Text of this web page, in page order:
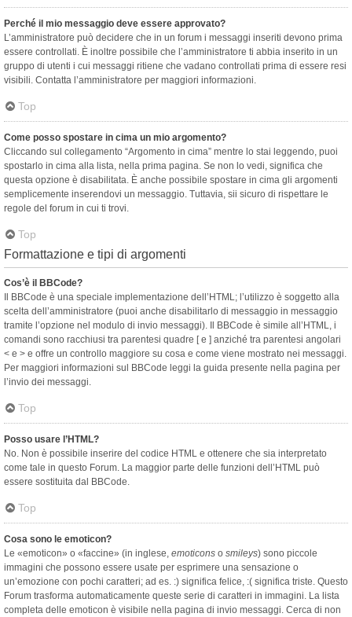
Perché il mio messaggio deve essere approvato?
L’amministratore può decidere che in un forum i messaggi inseriti devono prima
essere controllati. È inoltre possibile che l’amministratore ti abbia inserito in un
gruppo di utenti i cui messaggi ritiene che vadano controllati prima di essere resi
visibili. Contatta l’amministratore per maggiori informazioni.
Top
Come posso spostare in cima un mio argomento?
Cliccando sul collegamento “Argomento in cima” mentre lo stai leggendo, puoi
spostarlo in cima alla lista, nella prima pagina. Se non lo vedi, significa che
questa opzione è disabilitata. È anche possibile spostare in cima gli argomenti
semplicemente inserendovi un messaggio. Tuttavia, sii sicuro di rispettare le
regole del forum in cui ti trovi.
Top
Formattazione e tipi di argomenti
Cos’è il BBCode?
Il BBCode è una speciale implementazione dell’HTML; l’utilizzo è soggetto alla
scelta dell’amministratore (puoi anche disabilitarlo di messaggio in messaggio
tramite l’opzione nel modulo di invio messaggi). Il BBCode è simile all’HTML, i
comandi sono racchiusi tra parentesi quadre [ e ] anziché tra parentesi angolari
< e > e offre un controllo maggiore su cosa e come viene mostrato nei messaggi.
Per maggiori informazioni sul BBCode leggi la guida presente nella pagina per
l’invio dei messaggi.
Top
Posso usare l’HTML?
No. Non è possibile inserire del codice HTML e ottenere che sia interpretato
come tale in questo Forum. La maggior parte delle funzioni dell’HTML può
essere sostituita dal BBCode.
Top
Cosa sono le emoticon?
Le «emoticon» o «faccine» (in inglese, emoticons o smileys) sono piccole
immagini che possono essere usate per esprimere una sensazione o
un’emozione con pochi caratteri; ad es. :) significa felice, :( significa triste. Questo
Forum trasforma automaticamente queste serie di caratteri in immagini. La lista
completa delle emoticon è visibile nella pagina di invio messaggi. Cerca di non